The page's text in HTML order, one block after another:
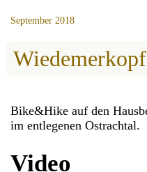
September 2018
Bike&Hike auf den
im entlegenen Ostrachtal.
Video